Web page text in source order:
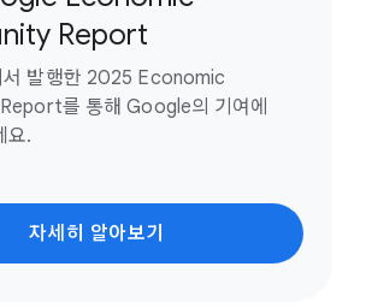
Report
발행한 2025 Economic
를 통해 Google의 기여에
요.
자세히 알아보기